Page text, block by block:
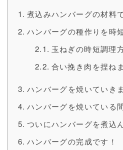
煮込みハンバーグの材料
ハンバーグの種作りを時
玉ねぎの時短調理
合い挽き肉を捏ね
ハンバーグを焼いていき
ハンバーグを焼いている
ついにハンバーグを煮込
ハンバーグの完成です！